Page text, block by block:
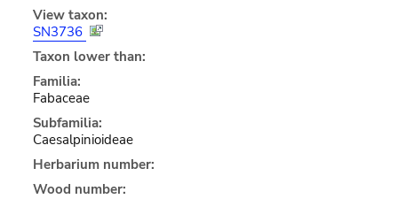
View taxon:
SN3736
Taxon lower than:
Familia:
Fabaceae
Subfamilia:
Caesalpinioideae
Herbarium number:
Wood number: